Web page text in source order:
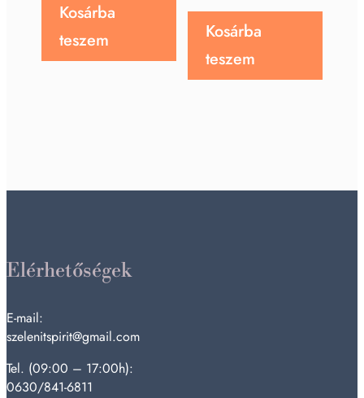
Kosárba
teszem
Kosárba
teszem
Elérhetőségek
E-mail:
szelenitspirit@gmail.com
Tel. (09:00 – 17:00h):
0630/841-6811